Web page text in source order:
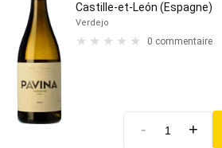
Castille-et-León (Espagne)
Verdejo
0 commentaire
- +